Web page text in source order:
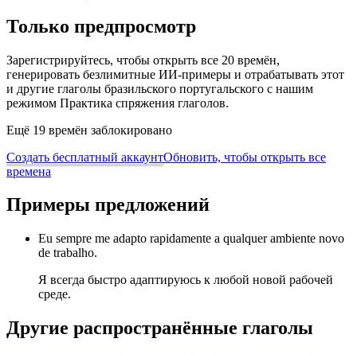
Только предпросмотр
Зарегистрируйтесь, чтобы открыть все 20 времён,
генерировать безлимитные ИИ-примеры и отрабатывать этот
и другие глаголы бразильского португальского с нашим
режимом Практика спряжения глаголов.
Ещё 19 времён заблокировано
Создать бесплатный аккаунтОбновить, чтобы открыть все
времена
Примеры предложений
Eu sempre me adapto rapidamente a qualquer ambiente novo
de trabalho.
Я всегда быстро адаптируюсь к любой новой рабочей
среде.
Другие распространённые глаголы